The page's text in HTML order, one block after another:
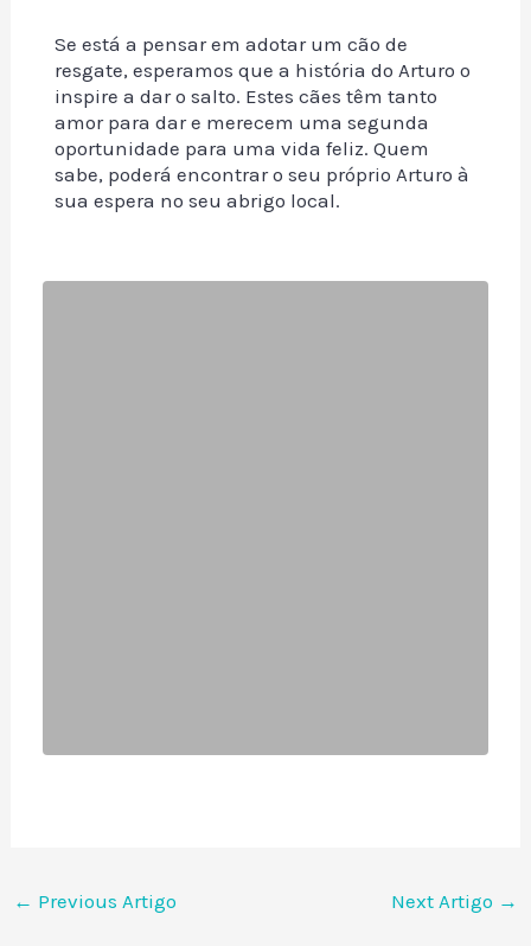
Se está a pensar em adotar um cão de
resgate, esperamos que a história do Arturo o
inspire a dar o salto. Estes cães têm tanto
amor para dar e merecem uma segunda
oportunidade para uma vida feliz. Quem
sabe, poderá encontrar o seu próprio Arturo à
sua espera no seu abrigo local.
← Previous Artigo Next Artigo →